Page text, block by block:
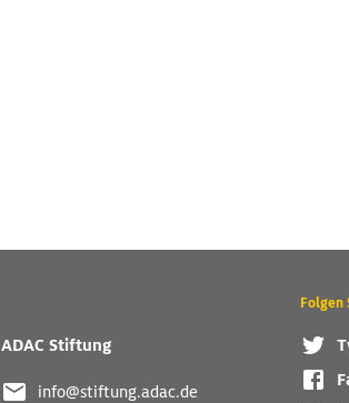
ADAC Stiftung
info@stiftung.adac.de
Folgen